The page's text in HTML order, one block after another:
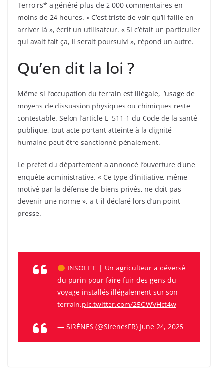
Terroirs* a généré plus de 2 000 commentaires en
moins de 24 heures. « C’est triste de voir qu’il faille en
arriver là », écrit un utilisateur. « Si c’était un particulier
qui avait fait ça, il serait poursuivi », répond un autre.
Qu’en dit la loi ?
Même si l’occupation du terrain est illégale, l’usage de
moyens de dissuasion physiques ou chimiques reste
contestable. Selon l’article L. 511-1 du Code de la santé
publique, tout acte portant atteinte à la dignité
humaine peut être sanctionné pénalement.
Le préfet du département a annoncé l’ouverture d’une
enquête administrative. « Ce type d’initiative, même
motivé par la défense de biens privés, ne doit pas
devenir une norme », a-t-il déclaré lors d’un point
presse.
INSOLITE | Un agriculteur a déversé
du purin pour faire fuir des gens du
voyage installés illégalement sur son
terrain.pic.twitter.com/25OWVHct4w
— SIRÈNES (@SirenesFR) June 24, 2025